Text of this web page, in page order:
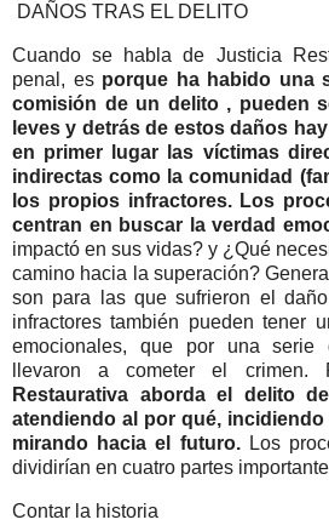
DAÑOS TRAS EL DELITO
Cuando se habla de Justicia
penal, es porque ha habido una
comisión de un delito , pueden
leves y detrás de estos daños
en primer lugar las víctimas
indirectas como la comunidad
los propios infractores. Los
centran en buscar la verdad
impactó en sus vidas? y ¿Qué
camino hacia la superación?
son para las que sufrieron el
infractores también pueden tener
emocionales, que por una serie
llevaron a cometer el crimen.
Restaurativa aborda el delito
atendiendo al por qué,
mirando hacia el futuro.Los
dividirían en cuatro partes
Contar la historia